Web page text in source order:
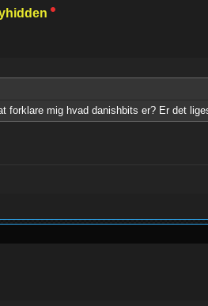
forklare mig hvad danishbits er? Er det